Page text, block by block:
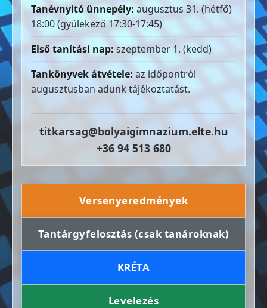
Tanévnyitó ünnepély: augusztus 31. (hétfő)
18:00 (gyülekező 17:30-17:45)
Első tanítási nap: szeptember 1. (kedd)
Tankönyvek átvétele: az időpontról
augusztusban adunk tájékoztatást.
titkarsag@bolyaigimnazium.elte.hu
+36 94 513 680
Versenyeredmények
Tantárgyfelosztás (csak tanároknak)
KRÉTA
Levelezés